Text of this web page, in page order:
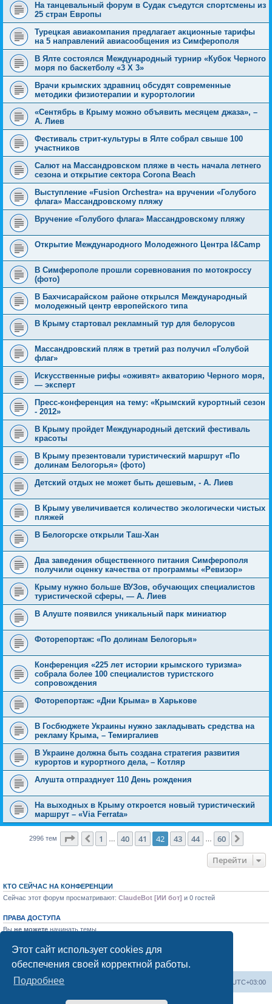
Этот сайт использует cookies для
обеспечения своей корректной работы.
Подробнее
На танцевальный форум в Судак съедутся спортсмены из
25 стран Европы
Турецкая авиакомпания предлагает акционные тарифы
на 5 направлений авиасообщения из Симферополя
В Ялте состоялся Международный турнир «Кубок Черного
моря по баскетболу «3 Х 3»
Врачи крымских здравниц обсудят современные
методики физиотерапии и курортологии
«Сентябрь в Крыму можно объявить месяцем джаза», –
А. Лиев
Фестиваль стрит-культуры в Ялте собрал свыше 100
участников
Cалют на Массандровском пляже в честь начала летнего
сезона и открытие сектора Corona Beach
Выступление «Fusion Оrchestra» на вручении «Голубого
флага» Массандровскому пляжу
Вручение «Голубого флага» Массандровскому пляжу
Открытие Международного Молодежного Центра I&Camp
В Симферополе прошли соревнования по мотокроссу
(фото)
В Бахчисарайском районе открылся Международный
молодежный центр европейского типа
В Крыму стартовал рекламный тур для белорусов
Массандровский пляж в третий раз получил «Голубой
флаг»
Искусственные рифы «оживят» акваторию Черного моря,
— эксперт
Пресс-конференция на тему: «Крымский курортный сезон
- 2012»
В Крыму пройдет Международный детский фестиваль
красоты
В Крыму презентовали туристический маршрут «По
долинам Белогорья» (фото)
Детский отдых не может быть дешевым, - А. Лиев
В Крыму увеличивается количество экологически чистых
пляжей
В Белогорске открыли Таш-Хан
Два заведения общественного питания Симферополя
получили оценку качества от программы «Ревизор»
Крыму нужно больше ВУЗов, обучающих специалистов
туристической сферы, — А. Лиев
В Алуште появился уникальный парк миниатюр
Фоторепортаж: «По долинам Белогорья»
Конференция «225 лет истории крымского туризма»
собрала более 100 специалистов туристского
сопровождения
Фоторепортаж: «Дни Крыма» в Харькове
В Госбюджете Украины нужно закладывать средства на
рекламу Крыма, – Темиргалиев
В Украине должна быть создана стратегия развития
курортов и курортного дела, – Котляр
Алушта отпразднует 110 День рождения
На выходных в Крыму откроется новый туристический
маршрут – «Via Ferrata»
2996 тем Страница 42из 60
Пред.
1 40 41 42 43 44 60
Перейти
КТО СЕЙЧАС НА КОНФЕРЕНЦИИ
Сейчас этот форум просматривают: ClaudeBot [ИИ бот] и 0 гостей
ПРАВА ДОСТУПА
Вы не можете начинать темы
Выне можетередактировать свои сообщения
Выне можетеудалять свои сообщения
Выне можетедобавлять вложения
Форум «Весь Крым» UTC+03:00